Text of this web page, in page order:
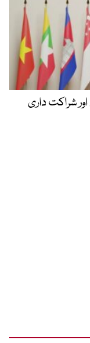
شراکت داری